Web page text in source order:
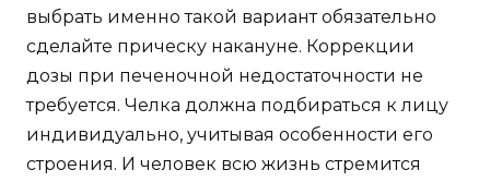
выбрать именно такой вариант обязательно
сделайте прическу накануне. Коррекции
дозы при печеночной недостаточности не
требуется. Челка должна подбираться к лицу
индивидуально, учитывая особенности его
строения. И человек всю жизнь стремится